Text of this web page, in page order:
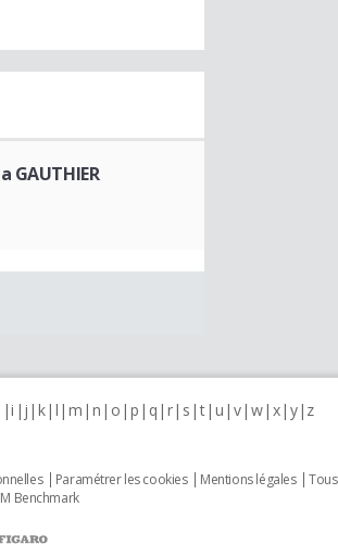
GAUTHIER
i j k l m n o p q r s t u v w x y z
Paramétrer les cookies Mentions légales
Benchmark